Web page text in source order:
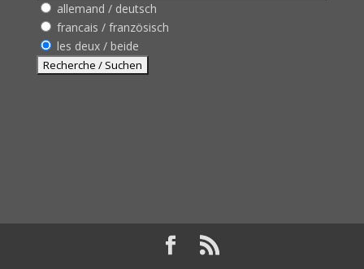
allemand / deutsch
francais / französisch
les deux / beide